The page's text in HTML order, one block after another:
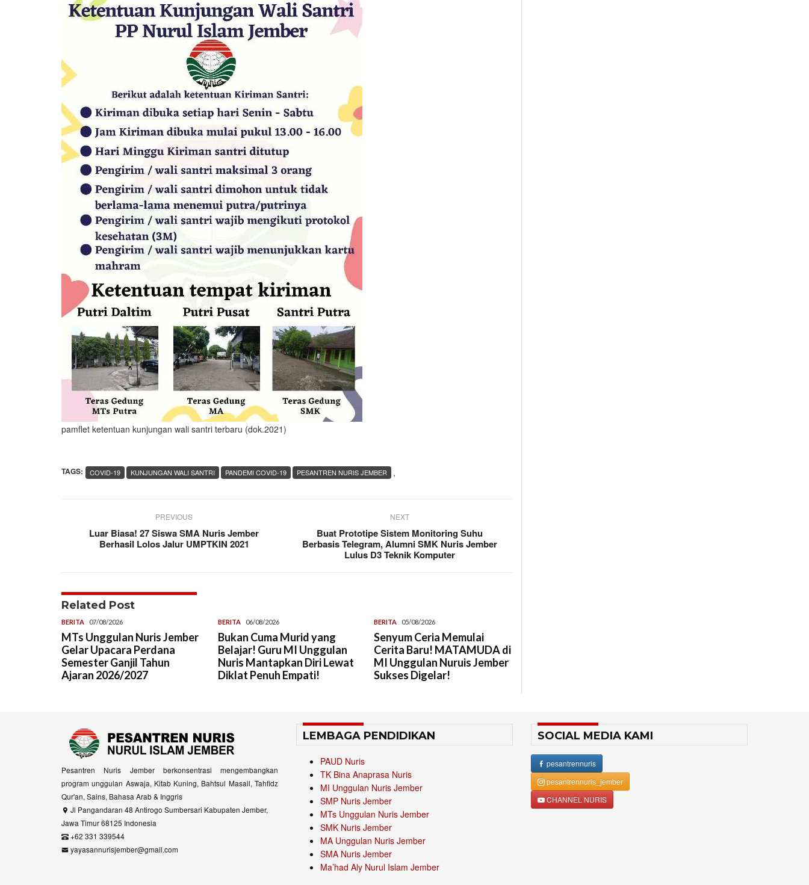
pamflet ketentuan kunjungan wali santri terbaru (dok.2021)
TAGS: ,
COVID-19 KUNJUNGAN WALI SANTRI PANDEMI COVID-19 PESANTREN NURIS JEMBER
PREVIOUS
Luar Biasa! 27 Siswa SMA Nuris Jember
Berhasil Lolos Jalur UMPTKIN 2021
NEXT
Buat Prototipe Sistem Monitoring Suhu
Berbasis Telegram, Alumni SMK Nuris Jember
Lulus D3 Teknik Komputer
Related Post
BERITA 07/08/2026
MTs Unggulan Nuris Jember
Gelar Upacara Perdana
Semester Ganjil Tahun
Ajaran 2026/2027
BERITA 06/08/2026
Bukan Cuma Murid yang
Belajar! Guru MI Unggulan
Nuris Mantapkan Diri Lewat
Diklat Penuh Empati!
BERITA 05/08/2026
Senyum Ceria Memulai
Cerita Baru! MATAMUDA di
MI Unggulan Nuruis Jember
Sukses Digelar!
Pesantren Nuris Jember berkonsentrasi mengembangkan
program unggulan Aswaja, Kitab Kuning, Bahtsul Masail, Tahfidz
Qur'an, Sains, Bahasa Arab & Inggris
Jl Pangandaran 48 Antirogo Sumbersari Kabupaten Jember,
Jawa Timur 68125 Indonesia
+62 331 339544
yayasannurisjember@gmail.com
LEMBAGA PENDIDIKAN
PAUD Nuris
TK Bina Anaprasa Nuris
MI Unggulan Nuris Jember
SMP Nuris Jember
MTs Unggulan Nuris Jember
SMK Nuris Jember
MA Unggulan Nuris Jember
SMA Nuris Jember
Ma’had Aly Nurul Islam Jember
SOCIAL MEDIA KAMI
pesantrennuris
pesantrennuris_jember
CHANNEL NURIS